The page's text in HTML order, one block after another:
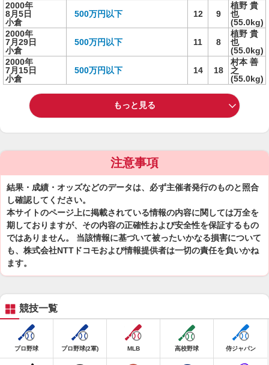
2000年
8月5日
小倉
500万円以下 12 9
植野 貴
也
(55.0kg)
2000年
7月29日
小倉
500万円以下 11 8
植野 貴
也
(55.0kg)
2000年
7月15日
小倉
500万円以下 14 18
村本 善
之
(55.0kg)
もっと見る
注意事項
結果・成績・オッズなどのデータは、必ず主催者発行のものと照合
し確認してください。
本サイトのページ上に掲載されている情報の内容に関しては万全を
期しておりますが、その内容の正確性および安全性を保証するもの
ではありません。 当該情報に基づいて被ったいかなる損害について
も、株式会社NTTドコモおよび情報提供者は一切の責任を負いかね
ます。
競技一覧
プロ野球 プロ野球(2軍) MLB 高校野球 侍ジャパン